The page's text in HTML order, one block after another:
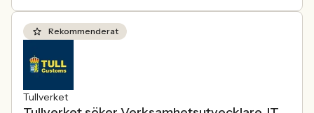
Rekommenderat
Tullverket